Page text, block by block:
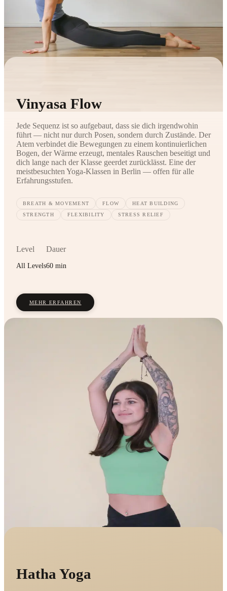
Vinyasa Flow
Jede Sequenz ist so aufgebaut, dass sie dich irgendwohin
führt — nicht nur durch Posen, sondern durch Zustände. Der
Atem verbindet die Bewegungen zu einem kontinuierlichen
Bogen, der Wärme erzeugt, mentales Rauschen beseitigt und
dich lange nach der Klasse geerdet zurücklässt. Eine der
meistbesuchten Yoga-Klassen in Berlin — offen für alle
Erfahrungsstufen.
BREATH & MOVEMENT FLOW HEAT BUILDING
STRENGTH FLEXIBILITY STRESS RELIEF
Level
All Levels
Dauer
60 min
MEHR ERFAHREN
Hatha Yoga